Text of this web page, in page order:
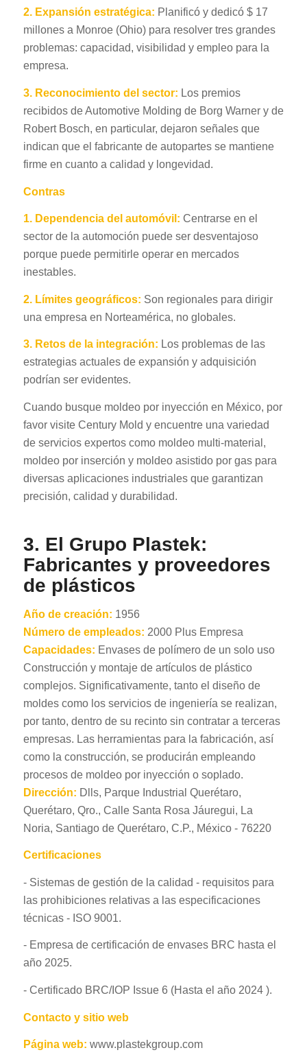
2. Expansión estratégica: Planificó y dedicó $ 17
millones a Monroe (Ohio) para resolver tres grandes
problemas: capacidad, visibilidad y empleo para la
empresa.
3. Reconocimiento del sector: Los premios
recibidos de Automotive Molding de Borg Warner y de
Robert Bosch, en particular, dejaron señales que
indican que el fabricante de autopartes se mantiene
firme en cuanto a calidad y longevidad.
Contras
1. Dependencia del automóvil: Centrarse en el
sector de la automoción puede ser desventajoso
porque puede permitirle operar en mercados
inestables.
2. Límites geográficos: Son regionales para dirigir
una empresa en Norteamérica, no globales.
3. Retos de la integración: Los problemas de las
estrategias actuales de expansión y adquisición
podrían ser evidentes.
Cuando busque moldeo por inyección en México, por
favor visite Century Mold y encuentre una variedad
de servicios expertos como moldeo multi-material,
moldeo por inserción y moldeo asistido por gas para
diversas aplicaciones industriales que garantizan
precisión, calidad y durabilidad.
3. El Grupo Plastek:
Fabricantes y proveedores
de plásticos
Año de creación: 1956
Número de empleados: 2000 Plus Empresa
Capacidades: Envases de polímero de un solo uso
Construcción y montaje de artículos de plástico
complejos. Significativamente, tanto el diseño de
moldes como los servicios de ingeniería se realizan,
por tanto, dentro de su recinto sin contratar a terceras
empresas. Las herramientas para la fabricación, así
como la construcción, se producirán empleando
procesos de moldeo por inyección o soplado.
Dirección: Dlls, Parque Industrial Querétaro,
Querétaro, Qro., Calle Santa Rosa Jáuregui, La
Noria, Santiago de Querétaro, C.P., México - 76220
Certificaciones
- Sistemas de gestión de la calidad - requisitos para
las prohibiciones relativas a las especificaciones
técnicas - ISO 9001.
- Empresa de certificación de envases BRC hasta el
año 2025.
- Certificado BRC/IOP Issue 6 (Hasta el año 2024 ).
Contacto y sitio web
Página web: www.plastekgroup.com